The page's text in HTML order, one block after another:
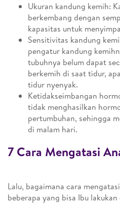
Ukuran kandung kemih:
berkembang dengan
kapasitas untuk
Sensitivitas kandung
pengatur kandung
tubuhnya belum dapat
berkemih di saat tidur,
tidur nyenyak.
Ketidakseimbangan
tidak menghasilkan
pertumbuhan, sehingga
di malam hari.
7 Cara Mengatasi
Lalu, bagaimana cara
beberapa yang bisa Ibu